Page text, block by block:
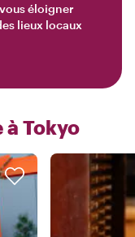
éloigner
lieux locaux
à Tokyo